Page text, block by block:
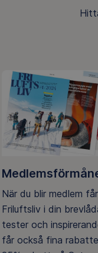
När du blir medlem
Friluftsliv i din
tester och
får också fina